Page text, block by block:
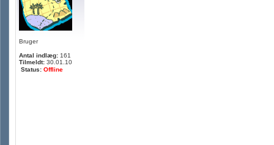
Bruger
Antal indlæg: 161
Tilmeldt: 30.01.10
Status: Offline